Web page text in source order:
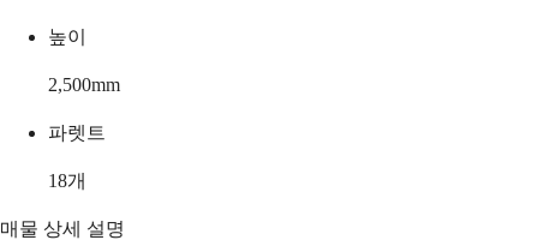
높이
2,500mm
파렛트
18개
매물 상세 설명